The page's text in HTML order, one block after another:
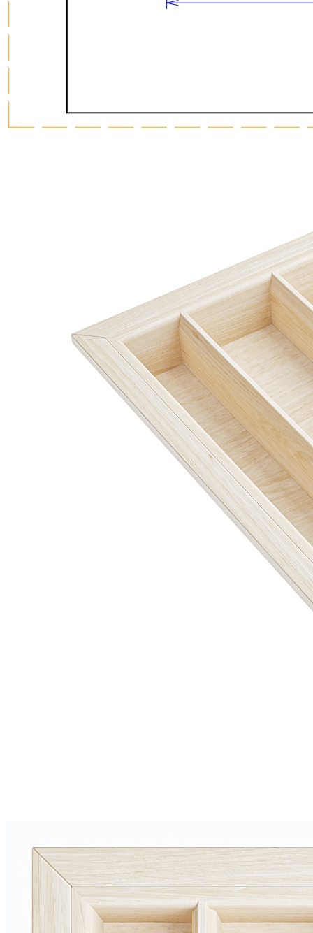
Blum LEGRABOX Blum TANDEMBOX Ваш ящик
(потребуется замер)
Упаковать в подарочную упаковку
Купить в 1 клик
Деревянный лоток TETRIS 450V1 из массива дуба для
столовых приборов в ящик глубиной 500 мм, ширина